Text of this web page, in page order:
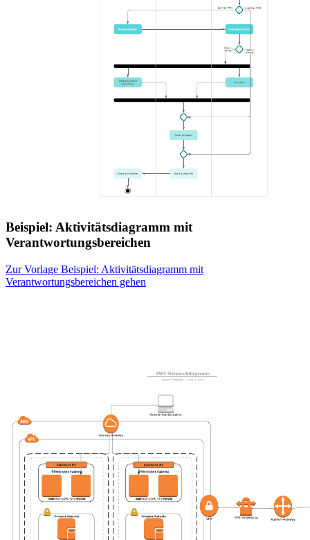
Beispiel: Aktivitätsdiagramm mit
Verantwortungsbereichen
Zur Vorlage Beispiel: Aktivitätsdiagramm mit
Verantwortungsbereichen gehen